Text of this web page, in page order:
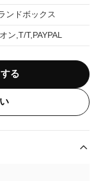
ンドボックス
ン,T/T,PAYPAL
る